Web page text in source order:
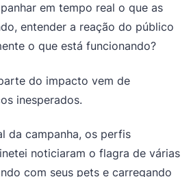
em tempo real o que as
entender a reação do público
o que está funcionando?
do impacto vem de
inesperados.
da campanha, os perfis
noticiaram o flagra de várias
com seus pets e carregando